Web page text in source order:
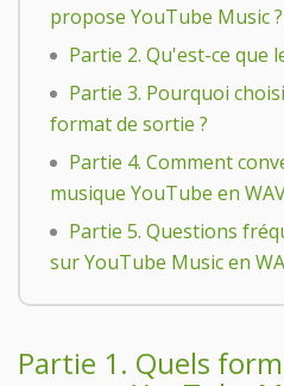
propose YouTube Music ?
Partie 2. Qu'est-ce que
Partie 3. Pourquoi
format de sortie ?
Partie 4. Comment
musique YouTube en
Partie 5. Questions
sur YouTube Music en
Partie 1. Quels